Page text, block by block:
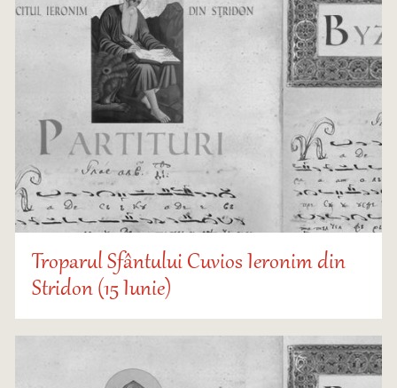
Troparul Sfântului Cuvios Ieronim din
Stridon (15 Iunie)